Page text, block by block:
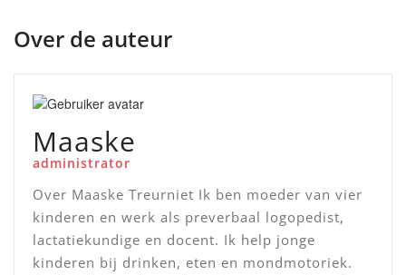
Over de auteur
Maaske
administrator
Over Maaske Treurniet Ik ben moeder van vier
kinderen en werk als preverbaal logopedist,
lactatiekundige en docent. Ik help jonge
kinderen bij drinken, eten en mondmotoriek.